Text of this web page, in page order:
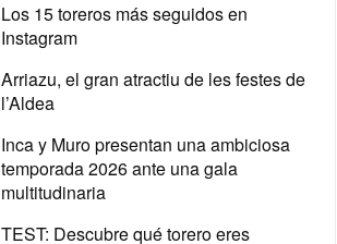
Los 15 toreros más seguidos en
Instagram
Arriazu, el gran atractiu de les festes de
l’Aldea
Inca y Muro presentan una ambiciosa
temporada 2026 ante una gala
multitudinaria
TEST: Descubre qué torero eres